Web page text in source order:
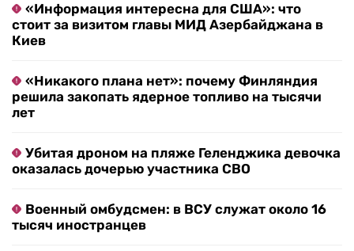
«Информация интересна для США»: что
стоит за визитом главы МИД Азербайджана в
Киев
«Никакого плана нет»: почему Финляндия
решила закопать ядерное топливо на тысячи
лет
Убитая дроном на пляже Геленджика девочка
оказалась дочерью участника СВО
Военный омбудсмен: в ВСУ служат около 16
тысяч иностранцев